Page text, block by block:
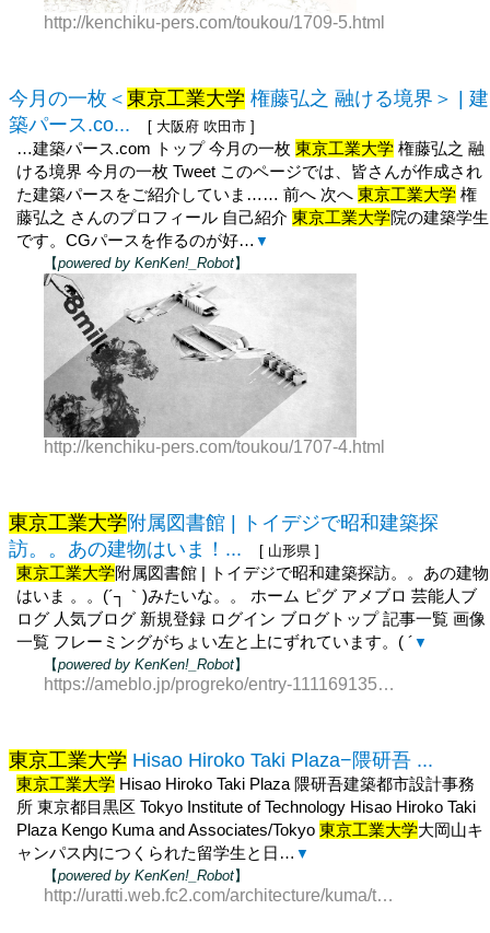
http://kenchiku-pers.com/toukou/1709-5.html
今月の一枚＜ 東京工業大学 権藤弘之 融ける境界＞ | 建
築パース.co...
[ 大阪府 吹田市 ]
…建築パース.com トップ 今月の一枚東京工業大学 権藤弘之 融
ける境界 今月の一枚 Tweet このページでは、皆さんが作成され
た建築パースをご紹介していま…… 前へ 次へ東京工業大学 権
藤弘之 さんのプロフィール 自己紹介東京工業大学院の建築学生
です。CGパースを作るのが好… ▼
【powered by KenKen!_Robot】
http://kenchiku-pers.com/toukou/1707-4.html
東京工業大学附属図書館 | トイデジで昭和建築探
訪。。あの建物はいま！...
[ 山形県 ]
東京工業大学附属図書館 | トイデジで昭和建築探訪。。あの建物
はいま 。。(´┐｀)みたいな。。 ホーム ピグ アメブロ 芸能人ブ
ログ 人気ブログ 新規登録 ログイン ブログトップ 記事一覧 画像
一覧 フレーミングがちょい左と上にずれています。( ´ ▼
【powered by KenKen!_Robot】
https://ameblo.jp/progreko/entry-11116913500.html
東京工業大学 Hisao Hiroko Taki Plaza−隈研吾 ...
東京工業大学 Hisao Hiroko Taki Plaza 隈研吾建築都市設計事務
所 東京都目黒区 Tokyo Institute of Technology Hisao Hiroko Taki
Plaza Kengo Kuma and Associates/Tokyo東京工業大学大岡山キ
ャンパス内につくられた留学生と日… ▼
【powered by KenKen!_Robot】
http://uratti.web.fc2.com/architecture/kuma/takiplaza.html